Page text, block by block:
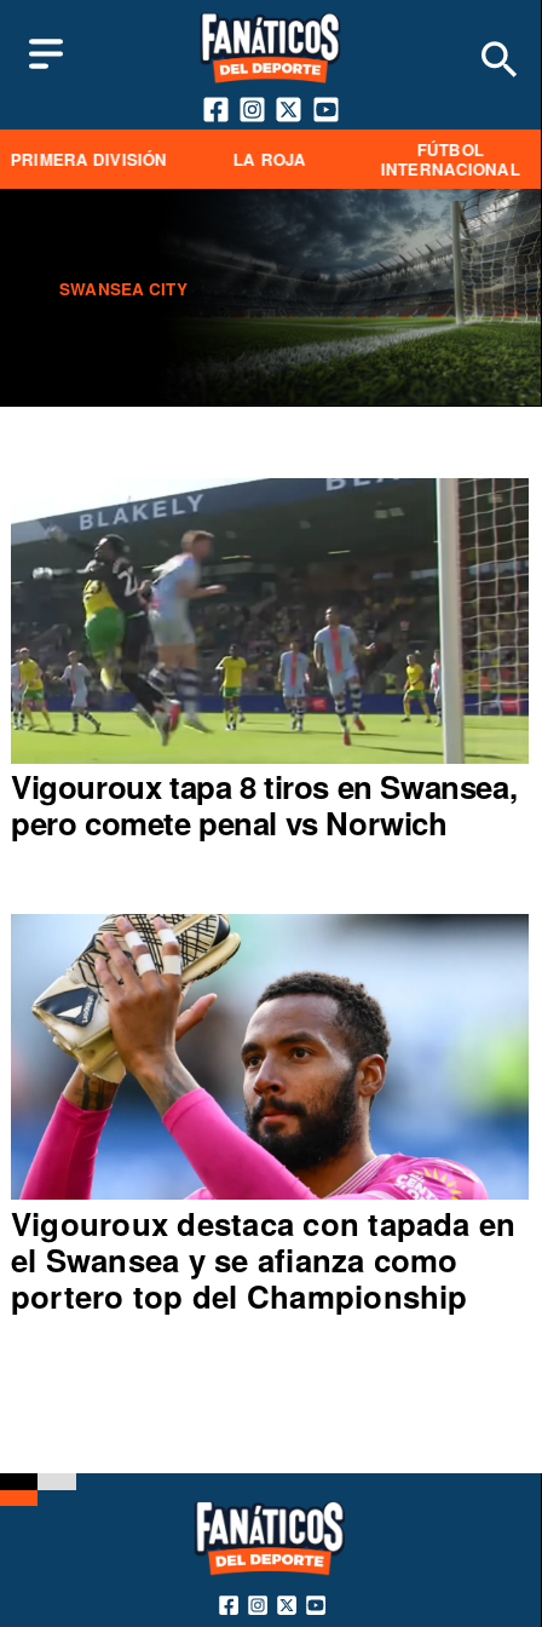
PRIMERA DIVISIÓN LA ROJA
FÚTBOL
INTERNACIONAL
SWANSEA CITY
Vigouroux tapa 8 tiros en Swansea,
pero comete penal vs Norwich
Vigouroux destaca con tapada en
el Swansea y se afianza como
portero top del Championship